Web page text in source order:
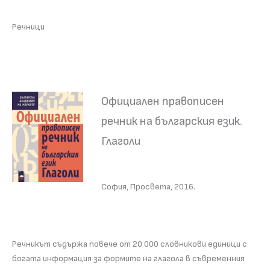
Речници
Официален правописен
речник на българския език.
Глаголи
София, Просвета, 2016.
Речникът съдържа повече от 20 000 словникови единици с
богата информация за формите на глагола в съвременния